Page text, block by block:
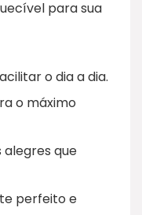
para sua
o dia a dia.
o máximo
que
perfeito e